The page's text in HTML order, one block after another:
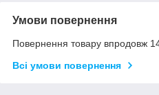
Умови повернення
Повернення товару впродовж
Всі умови повернення